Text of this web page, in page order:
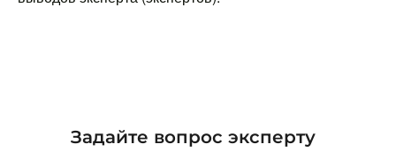
Задайте вопрос эксперту